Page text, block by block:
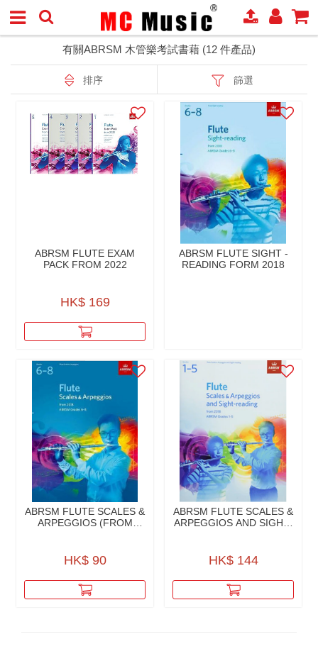
有關ABRSM 木管樂考試書藉 (12 件產品)
排序 篩選
ABRSM FLUTE EXAM
PACK FROM 2022
HK$ 169
ABRSM FLUTE SIGHT -
READING FORM 2018
ABRSM FLUTE SCALES &
ARPEGGIOS (FROM
HK$ 90
ABRSM FLUTE SCALES &
ARPEGGIOS AND SIGHT-
HK$ 144